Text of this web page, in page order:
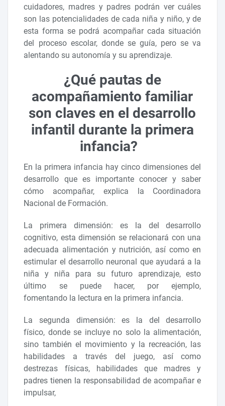
cuidadores, madres y padres podrán ver cuáles
son las potencialidades de cada niña y niño, y de
esta forma se podrá acompañar cada situación
del proceso escolar, donde se guía, pero se va
alentando su autonomía y su aprendizaje.
¿Qué pautas de
acompañamiento familiar
son claves en el desarrollo
infantil durante la primera
infancia?
En la primera infancia hay cinco dimensiones del
desarrollo que es importante conocer y saber
cómo acompañar, explica la Coordinadora
Nacional de Formación.
La primera dimensión: es la del desarrollo
cognitivo, esta dimensión se relacionará con una
adecuada alimentación y nutrición, así como en
estimular el desarrollo neuronal que ayudará a la
niña y niña para su futuro aprendizaje, esto
último se puede hacer, por ejemplo,
fomentando la lectura en la primera infancia.
La segunda dimensión: es la del desarrollo
físico, donde se incluye no solo la alimentación,
sino también el movimiento y la recreación, las
habilidades a través del juego, así como
destrezas físicas, habilidades que madres y
padres tienen la responsabilidad de acompañar e
impulsar,